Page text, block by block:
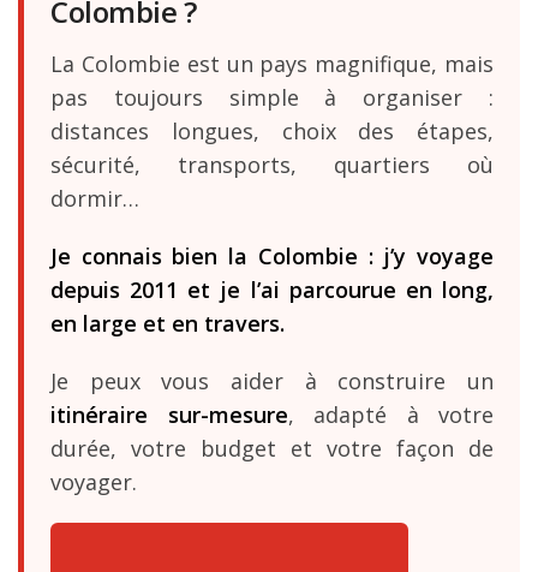
Colombie ?
La Colombie est un pays magnifique, mais
pas toujours simple à organiser :
distances longues, choix des étapes,
sécurité, transports, quartiers où
dormir…
Je connais bien la Colombie : j’y voyage
depuis 2011 et je l’ai parcourue en long,
en large et en travers.
Je peux vous aider à construire un
itinéraire sur-mesure, adapté à votre
durée, votre budget et votre façon de
voyager.